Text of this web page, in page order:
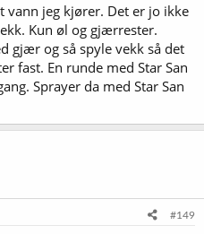
jeg kjører. Det er jo ikke
Kun øl og gjærrester.
gjær og så spyle vekk så det
fast. En runde med Star San
Sprayer da med Star San
#149